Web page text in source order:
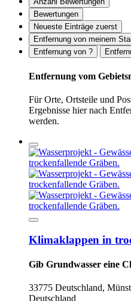
Bewertungen
Neueste Einträge zuerst
Entfernung von meinem
Entfernung von ?
Entfernung vom
Für Orte, Ortsteile und
Ergebnisse hier nach
werden.
Klimaklappen in
Gib Grundwasser eine
33775 Deutschland,
Deutschland